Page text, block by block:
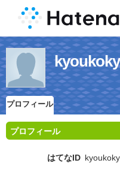
プロフィール
プロフィール
はてなID